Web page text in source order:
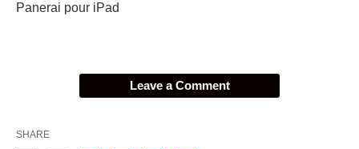
Panerai pour iPad
Leave a Comment
SHARE